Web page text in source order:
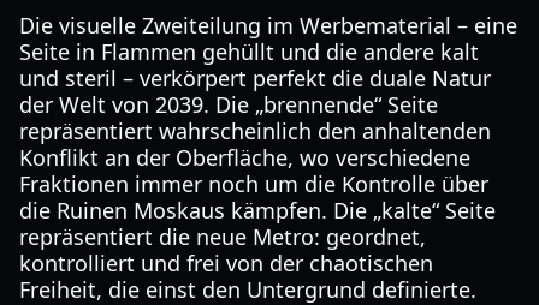
Die visuelle Zweiteilung im Werbematerial – eine
Seite in Flammen gehüllt und die andere kalt
und steril – verkörpert perfekt die duale Natur
der Welt von 2039. Die „brennende“ Seite
repräsentiert wahrscheinlich den anhaltenden
Konflikt an der Oberfläche, wo verschiedene
Fraktionen immer noch um die Kontrolle über
die Ruinen Moskaus kämpfen. Die „kalte“ Seite
repräsentiert die neue Metro: geordnet,
kontrolliert und frei von der chaotischen
Freiheit, die einst den Untergrund definierte.